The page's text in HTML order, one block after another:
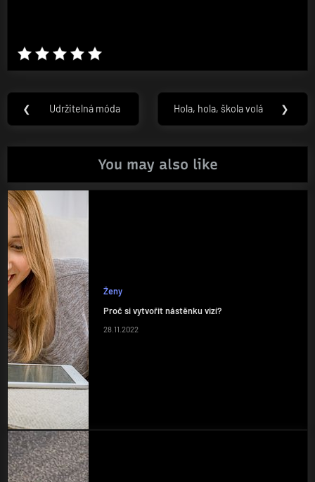
Navigace
pro
příspěvek
❮
Previous
Udržitelná móda
Next
Hola, hola, škola volá ❯
You may also like
Ženy
Proč si vytvořit nástěnku vizí?
28.11.2022